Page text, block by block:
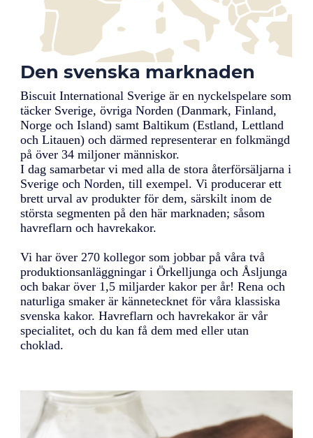
Den svenska marknaden
Biscuit International Sverige är en nyckelspelare som
täcker Sverige, övriga Norden (Danmark, Finland,
Norge och Island) samt Baltikum (Estland, Lettland
och Litauen) och därmed representerar en folkmängd
på över 34 miljoner människor.
I dag samarbetar vi med alla de stora återförsäljarna i
Sverige och Norden, till exempel. Vi producerar ett
brett urval av produkter för dem, särskilt inom de
största segmenten på den här marknaden; såsom
havreflarn och havrekakor.
Vi har över 270 kollegor som jobbar på våra två
produktionsanläggningar i Örkelljunga och Åsljunga
och bakar över 1,5 miljarder kakor per år! Rena och
naturliga smaker är kännetecknet för våra klassiska
svenska kakor. Havreflarn och havrekakor är vår
specialitet, och du kan få dem med eller utan
choklad.